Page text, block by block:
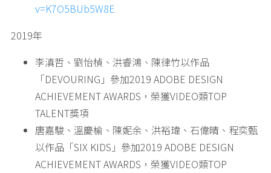
v=K7O5BUb5W8E
2019年
李滇哲、劉怡楨、洪睿鴻、陳律竹以作品
「DEVOURING」參加2019 ADOBE DESIGN
ACHIEVEMENT AWARDS，榮獲VIDEO類TOP
TALENT獎項
唐嘉駿、溫慶榆、陳妮余、洪裕瑋、石偉晴、程奕甄
以作品「SIX KIDS」參加2019 ADOBE DESIGN
ACHIEVEMENT AWARDS，榮獲VIDEO類TOP